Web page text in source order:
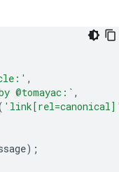
,
@tomayac:` ,
);